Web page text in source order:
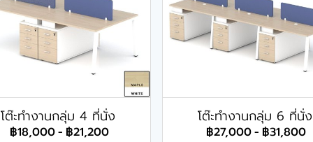
โต๊ะทำงานกลุ่ม 4 ที่นั่ง
฿18,000- ฿21,200
โต๊ะทำงานกลุ่ม 6 ที่นั่ง
฿27,000- ฿31,800